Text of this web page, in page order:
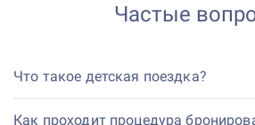
Частые
Что такое детская поездка?
Как проходит процедура